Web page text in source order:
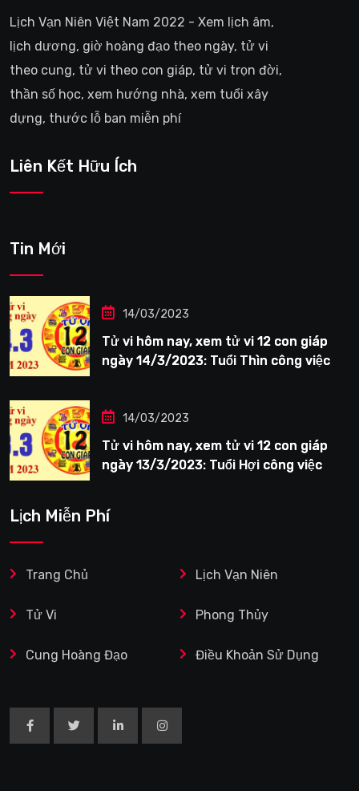
Lịch Vạn Niên Việt Nam 2022 - Xem lịch âm,
lịch dương, giờ hoàng đạo theo ngày, tử vi
theo cung, tử vi theo con giáp, tử vi trọn đời,
thần số học, xem hướng nhà, xem tuổi xây
dựng, thước lỗ ban miễn phí
Liên Kết Hữu Ích
Tin Mới
14/03/2023
Tử vi hôm nay, xem tử vi 12 con giáp
ngày 14/3/2023: Tuổi Thìn công việc
14/03/2023
Tử vi hôm nay, xem tử vi 12 con giáp
ngày 13/3/2023: Tuổi Hợi công việc
Lịch Miễn Phí
Trang Chủ Lịch Vạn Niên
Tử Vi Phong Thủy
Cung Hoàng Đạo Điều Khoản Sử Dụng